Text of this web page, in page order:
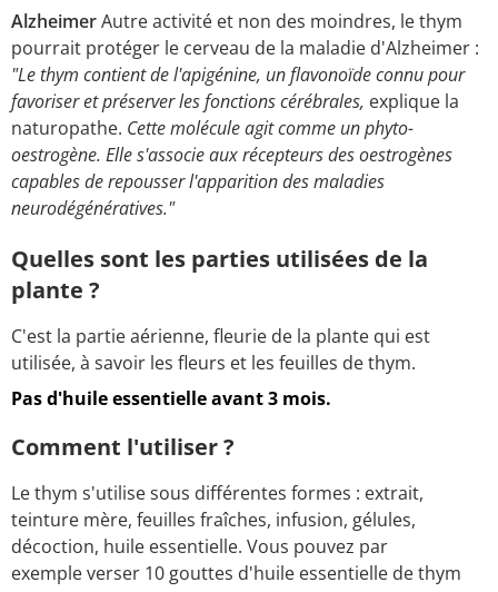
AlzheimerAutre activité et non des moindres, le thym
pourrait protéger le cerveau de la maladie d'Alzheimer :
"Le thym contient de l'apigénine, un flavonoïde connu pour
favoriser et préserver les fonctions cérébrales, explique la
naturopathe. Cette molécule agit comme un phyto-
oestrogène. Elle s'associe aux récepteurs des oestrogènes
capables de repousser l'apparition des maladies
neurodégénératives."
Quelles sont les parties utilisées de la
plante ?
C'est la partie aérienne, fleurie de la plante qui est
utilisée, à savoir les fleurs et les feuilles de thym.
Pas d'huile essentielle avant 3 mois.
Comment l'utiliser ?
Le thym s'utilise sous différentes formes : extrait,
teinture mère, feuilles fraîches, infusion, gélules,
décoction, huile essentielle. Vous pouvez par
exemple verser 10 gouttes d'huile essentielle de thym